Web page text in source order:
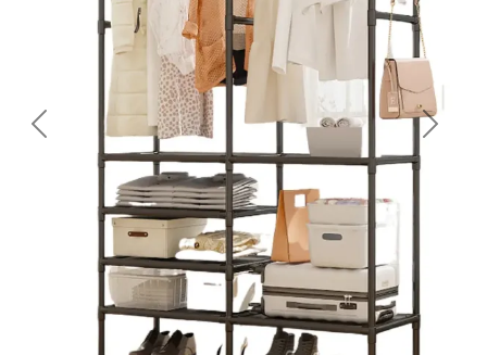
Previous Next